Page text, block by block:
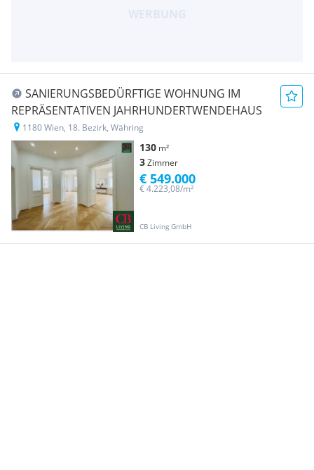
SANIERUNGSBEDÜRFTIGE WOHNUNG IM
REPRÄSENTATIVEN JAHRHUNDERTWENDEHAUS
1180 Wien, 18. Bezirk, Währing
130 m²
3Zimmer
CB Living GmbH
€ 4.223,08/m²
€ 549.000